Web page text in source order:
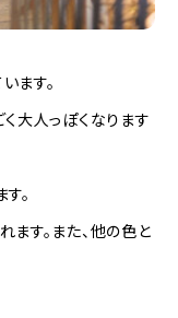
ます。
大人っぽくなります
。
す。また、他の色と